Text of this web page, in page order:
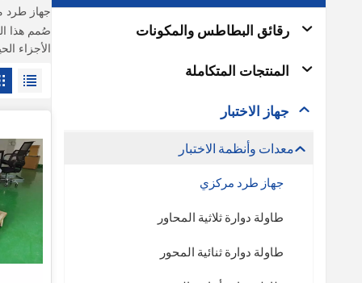
رقائق البطاطس والمكونات
المنتجات المتكاملة
جهاز الاختبار
معدات وأنظمة الاختبار
جهاز طرد مركزي
طاولة دوارة ثلاثية المحاور
طاولة دوارة ثنائية المحور
جهاز طرد
الأجزاء